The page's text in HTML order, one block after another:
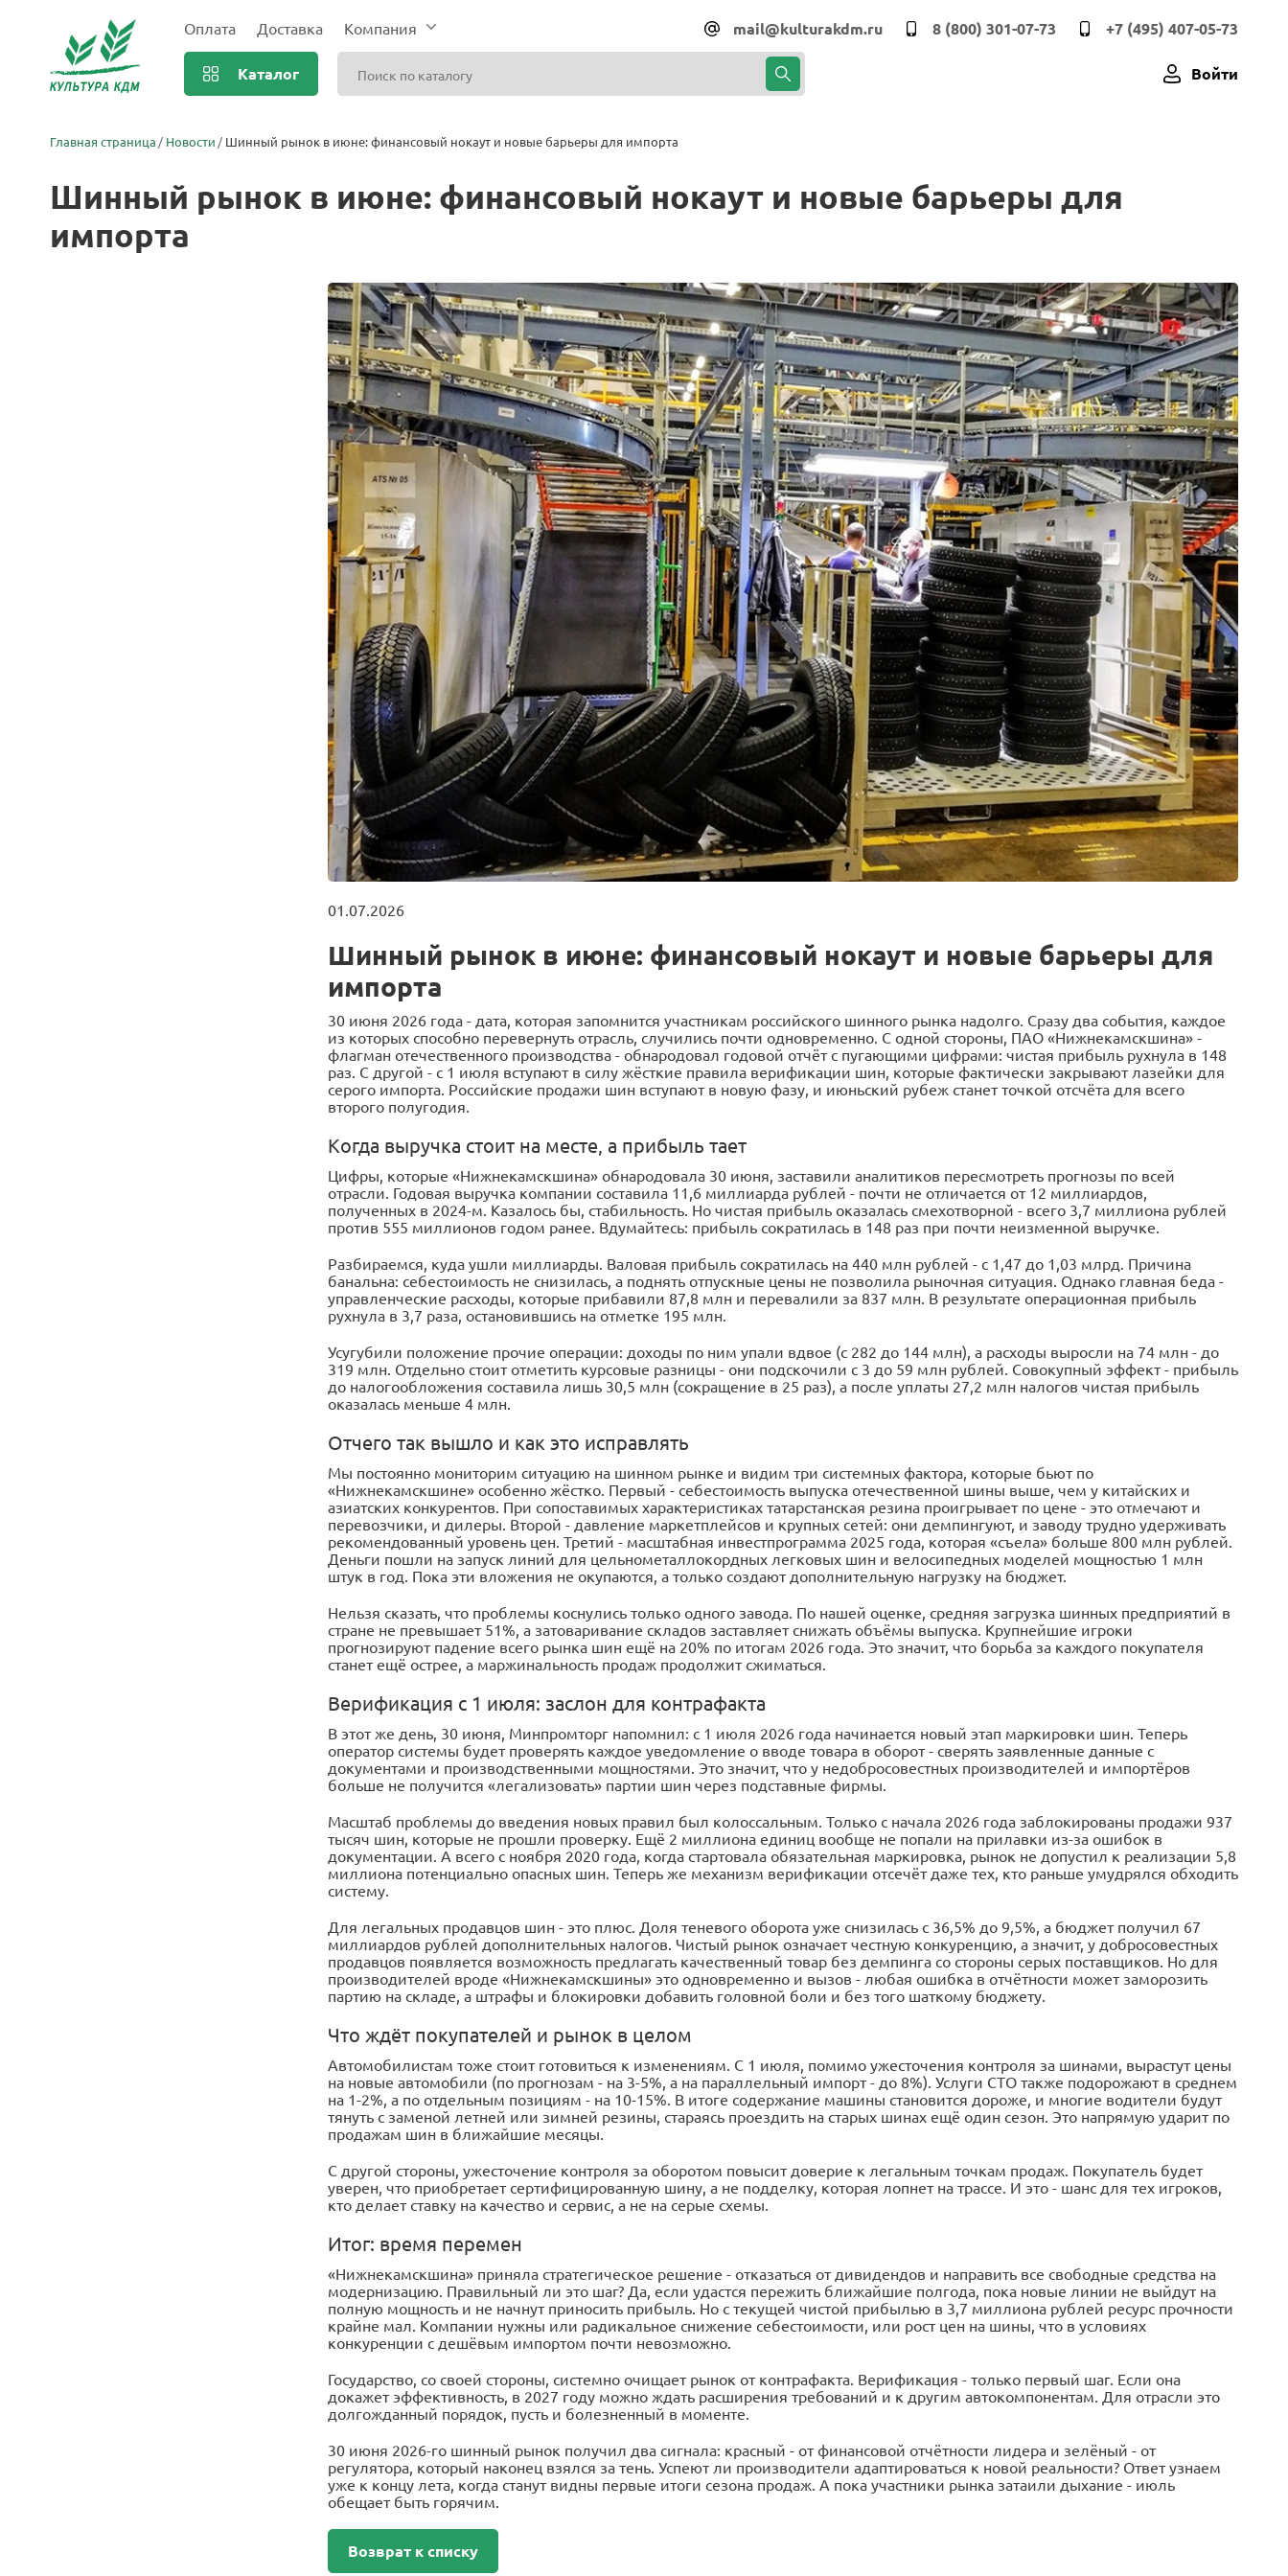
Оплата Доставка Компания +7 (495) 407-05-73
8 (800) 301-07-73
mail@kulturakdm.ru
Каталог Войти
Главная страница Новости Шинный рынок в июне: финансовый нокаут и новые барьеры для импорта
Шинный рынок в июне: финансовый нокаут и новые барьеры для
импорта
01.07.2026
Шинный рынок в июне: финансовый нокаут и новые барьеры для
импорта
30 июня 2026 года - дата, которая запомнится участникам российского шинного рынка надолго. Сразу два события, каждое
из которых способно перевернуть отрасль, случились почти одновременно. С одной стороны, ПАО «Нижнекамскшина» -
флагман отечественного производства - обнародовал годовой отчёт с пугающими цифрами: чистая прибыль рухнула в 148
раз. С другой - с 1 июля вступают в силу жёсткие правила верификации шин, которые фактически закрывают лазейки для
серого импорта. Российские продажи шин вступают в новую фазу, и июньский рубеж станет точкой отсчёта для всего
второго полугодия.
Когда выручка стоит на месте, а прибыль тает
Цифры, которые «Нижнекамскшина» обнародовала 30 июня, заставили аналитиков пересмотреть прогнозы по всей
отрасли. Годовая выручка компании составила 11,6 миллиарда рублей - почти не отличается от 12 миллиардов,
полученных в 2024-м. Казалось бы, стабильность. Но чистая прибыль оказалась смехотворной - всего 3,7 миллиона рублей
против 555 миллионов годом ранее. Вдумайтесь: прибыль сократилась в 148 раз при почти неизменной выручке.
Разбираемся, куда ушли миллиарды. Валовая прибыль сократилась на 440 млн рублей - с 1,47 до 1,03 млрд. Причина
банальна: себестоимость не снизилась, а поднять отпускные цены не позволила рыночная ситуация. Однако главная беда -
управленческие расходы, которые прибавили 87,8 млн и перевалили за 837 млн. В результате операционная прибыль
рухнула в 3,7 раза, остановившись на отметке 195 млн.
Усугубили положение прочие операции: доходы по ним упали вдвое (с 282 до 144 млн), а расходы выросли на 74 млн - до
319 млн. Отдельно стоит отметить курсовые разницы - они подскочили с 3 до 59 млн рублей. Совокупный эффект - прибыль
до налогообложения составила лишь 30,5 млн (сокращение в 25 раз), а после уплаты 27,2 млн налогов чистая прибыль
оказалась меньше 4 млн.
Отчего так вышло и как это исправлять
Мы постоянно мониторим ситуацию на шинном рынке и видим три системных фактора, которые бьют по
«Нижнекамскшине» особенно жёстко. Первый - себестоимость выпуска отечественной шины выше, чем у китайских и
азиатских конкурентов. При сопоставимых характеристиках татарстанская резина проигрывает по цене - это отмечают и
перевозчики, и дилеры. Второй - давление маркетплейсов и крупных сетей: они демпингуют, и заводу трудно удерживать
рекомендованный уровень цен. Третий - масштабная инвестпрограмма 2025 года, которая «съела» больше 800 млн рублей.
Деньги пошли на запуск линий для цельнометаллокордных легковых шин и велосипедных моделей мощностью 1 млн
штук в год. Пока эти вложения не окупаются, а только создают дополнительную нагрузку на бюджет.
Нельзя сказать, что проблемы коснулись только одного завода. По нашей оценке, средняя загрузка шинных предприятий в
стране не превышает 51%, а затоваривание складов заставляет снижать объёмы выпуска. Крупнейшие игроки
прогнозируют падение всего рынка шин ещё на 20% по итогам 2026 года. Это значит, что борьба за каждого покупателя
станет ещё острее, а маржинальность продаж продолжит сжиматься.
Верификация с 1 июля: заслон для контрафакта
В этот же день, 30 июня, Минпромторг напомнил: с 1 июля 2026 года начинается новый этап маркировки шин. Теперь
оператор системы будет проверять каждое уведомление о вводе товара в оборот - сверять заявленные данные с
документами и производственными мощностями. Это значит, что у недобросовестных производителей и импортёров
больше не получится «легализовать» партии шин через подставные фирмы.
Масштаб проблемы до введения новых правил был колоссальным. Только с начала 2026 года заблокированы продажи 937
тысяч шин, которые не прошли проверку. Ещё 2 миллиона единиц вообще не попали на прилавки из-за ошибок в
документации. А всего с ноября 2020 года, когда стартовала обязательная маркировка, рынок не допустил к реализации 5,8
миллиона потенциально опасных шин. Теперь же механизм верификации отсечёт даже тех, кто раньше умудрялся обходить
систему.
Для легальных продавцов шин - это плюс. Доля теневого оборота уже снизилась с 36,5% до 9,5%, а бюджет получил 67
миллиардов рублей дополнительных налогов. Чистый рынок означает честную конкуренцию, а значит, у добросовестных
продавцов появляется возможность предлагать качественный товар без демпинга со стороны серых поставщиков. Но для
производителей вроде «Нижнекамскшины» это одновременно и вызов - любая ошибка в отчётности может заморозить
партию на складе, а штрафы и блокировки добавить головной боли и без того шаткому бюджету.
Что ждёт покупателей и рынок в целом
Автомобилистам тоже стоит готовиться к изменениям. С 1 июля, помимо ужесточения контроля за шинами, вырастут цены
на новые автомобили (по прогнозам - на 3-5%, а на параллельный импорт - до 8%). Услуги СТО также подорожают в среднем
на 1-2%, а по отдельным позициям - на 10-15%. В итоге содержание машины становится дороже, и многие водители будут
тянуть с заменой летней или зимней резины, стараясь проездить на старых шинах ещё один сезон. Это напрямую ударит по
продажам шин в ближайшие месяцы.
С другой стороны, ужесточение контроля за оборотом повысит доверие к легальным точкам продаж. Покупатель будет
уверен, что приобретает сертифицированную шину, а не подделку, которая лопнет на трассе. И это - шанс для тех игроков,
кто делает ставку на качество и сервис, а не на серые схемы.
Итог: время перемен
«Нижнекамскшина» приняла стратегическое решение - отказаться от дивидендов и направить все свободные средства на
модернизацию. Правильный ли это шаг? Да, если удастся пережить ближайшие полгода, пока новые линии не выйдут на
полную мощность и не начнут приносить прибыль. Но с текущей чистой прибылью в 3,7 миллиона рублей ресурс прочности
крайне мал. Компании нужны или радикальное снижение себестоимости, или рост цен на шины, что в условиях
конкуренции с дешёвым импортом почти невозможно.
Государство, со своей стороны, системно очищает рынок от контрафакта. Верификация - только первый шаг. Если она
докажет эффективность, в 2027 году можно ждать расширения требований и к другим автокомпонентам. Для отрасли это
долгожданный порядок, пусть и болезненный в моменте.
30 июня 2026-го шинный рынок получил два сигнала: красный - от финансовой отчётности лидера и зелёный - от
регулятора, который наконец взялся за тень. Успеют ли производители адаптироваться к новой реальности? Ответ узнаем
уже к концу лета, когда станут видны первые итоги сезона продаж. А пока участники рынка затаили дыхание - июль
обещает быть горячим.
Возврат к списку